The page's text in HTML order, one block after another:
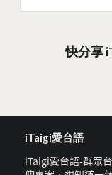
快分享
iTaigi愛台語
iTaigi愛台語-群眾